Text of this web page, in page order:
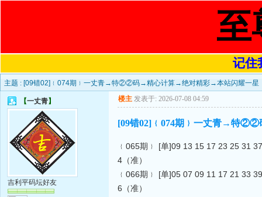
至
记住
主题 : [09错02]﹛074期﹜一丈青→特②②码→精心计算→绝对精彩→本站闪耀一星
【一丈青】
吉利平码坛好友
楼主 发表于: 2026-07-08 04:59
[09错02]﹛074期﹜一丈青→特
﹛065期﹜ [单]09 13 15 17 23 25 31
4（准）
﹛066期﹜ [单]05 07 09 11 17 21 33
6（准）